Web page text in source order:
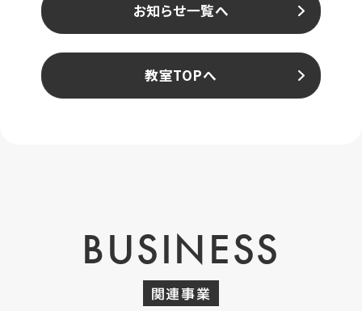
お知らせ一覧へ
教室TOPへ
BUSINESS
関連事業